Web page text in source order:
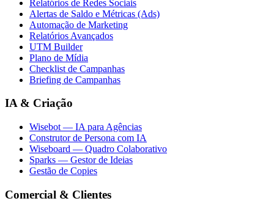
Relatórios de Redes Sociais
Alertas de Saldo e Métricas (Ads)
Automação de Marketing
Relatórios Avançados
UTM Builder
Plano de Mídia
Checklist de Campanhas
Briefing de Campanhas
IA & Criação
Wisebot — IA para Agências
Construtor de Persona com IA
Wiseboard — Quadro Colaborativo
Sparks — Gestor de Ideias
Gestão de Copies
Comercial & Clientes